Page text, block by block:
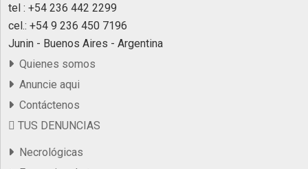
tel : +54 236 442 2299
cel.: +54 9 236 450 7196
Junin - Buenos Aires - Argentina
Quienes somos
Anuncie aqui
Contáctenos
TUS DENUNCIAS
Necrológicas